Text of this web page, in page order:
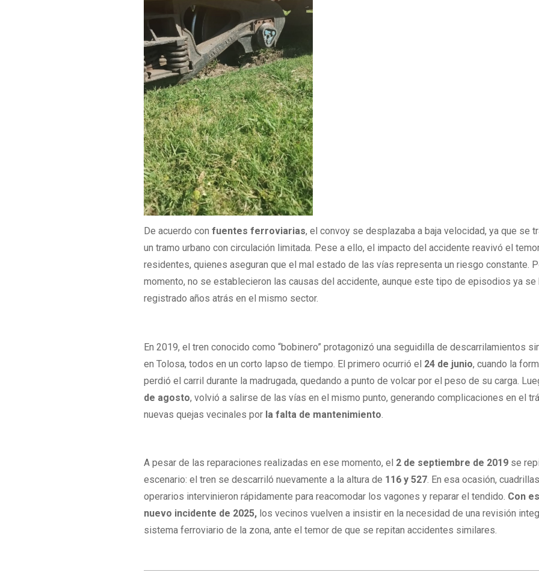
De acuerdo confuentes ferroviarias, el convoy se desplazaba a baja velocidad, ya que se
un tramo urbano con circulación limitada. Pese a ello, el impacto del accidente reavivó el
residentes, quienes aseguran que el mal estado de las vías representa un riesgo constante.
momento, no se establecieron las causas del accidente, aunque este tipo de episodios ya se
registrado años atrás en el mismo sector.
En 2019, el tren conocido como “bobinero” protagonizó una seguidilla de descarrilamientos
en Tolosa, todos en un corto lapso de tiempo. El primero ocurrió el 24 de junio, cuando la
perdió el carril durante la madrugada, quedando a punto de volcar por el peso de su carga.
de agosto, volvió a salirse de las vías en el mismo punto, generando complicaciones en el
nuevas quejas vecinales por la falta de mantenimiento
A pesar de las reparaciones realizadas en ese momento, el 2 de septiembre de 2019 se
escenario: el tren se descarriló nuevamente a la altura de 116 y 527. En esa ocasión,
operarios intervinieron rápidamente para reacomodar los vagones y reparar el tendido. Con
nuevo incidente de 2025, los vecinos vuelven a insistir en la necesidad de una revisión
sistema ferroviario de la zona, ante el temor de que se repitan accidentes similares.